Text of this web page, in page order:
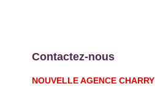
Contactez-nous
NOUVELLE AGENCE CHARRY